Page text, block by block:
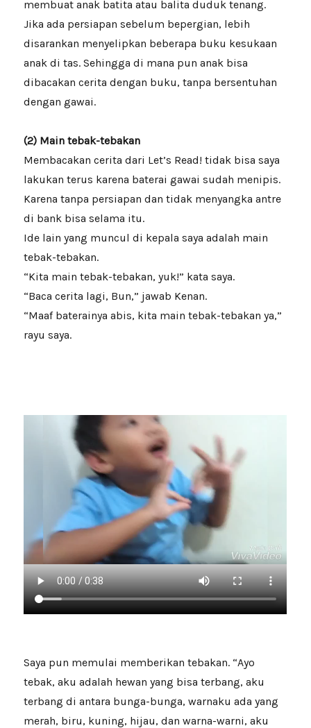
membuat anak batita atau balita duduk tenang.
Jika ada persiapan sebelum bepergian, lebih
disarankan menyelipkan beberapa buku kesukaan
anak di tas. Sehingga di mana pun anak bisa
dibacakan cerita dengan buku, tanpa bersentuhan
dengan gawai.
(2) Main tebak-tebakan
Membacakan cerita dari Let’s Read! tidak bisa saya
lakukan terus karena baterai gawai sudah menipis.
Karena tanpa persiapan dan tidak menyangka antre
di bank bisa selama itu.
Ide lain yang muncul di kepala saya adalah main
tebak-tebakan.
“Kita main tebak-tebakan, yuk!” kata saya.
“Baca cerita lagi, Bun,” jawab Kenan.
“Maaf baterainya abis, kita main tebak-tebakan ya,”
rayu saya.
Saya pun memulai memberikan tebakan. “Ayo
tebak, aku adalah hewan yang bisa terbang, aku
terbang di antara bunga-bunga, warnaku ada yang
merah, biru, kuning, hijau, dan warna-warni, aku